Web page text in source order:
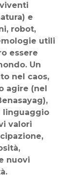
e
robot,
utili
essere
Un
nel caos,
agire (nel
linguaggio
valori
nuovi